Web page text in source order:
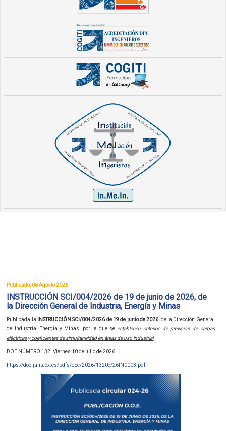
Publicado: 06 Agosto 2026
INSTRUCCIÓN SCI/004/2026 de 19 de junio de 2026, de
la Dirección General de Industria, Energía y Minas
Publicada la INSTRUCCIÓN SCI/004/2026 de 19 de junio de 2026, de la Dirección General
de Industria, Energía y Minas, por la que se establecen criterios de previsión de cargas
eléctricas y coeficientes de simultaneidad en áreas de uso industrial.
DOE NÚMERO 132. Viernes 10 de julio de 2026.
https://doe.juntaex.es/pdfs/doe/2026/1320o/26IN0003.pdf